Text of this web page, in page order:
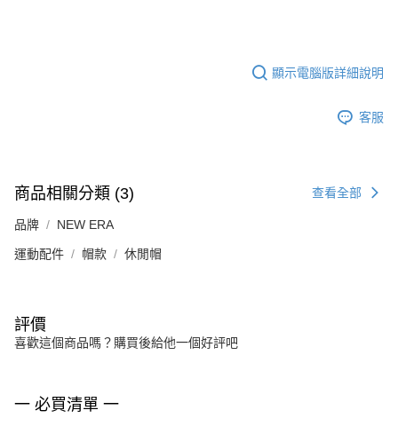
顯示電腦版詳細說明
客服
商品相關分類 (3) 查看全部
品牌 NEW ERA
運動配件 帽款 休閒帽
評價
喜歡這個商品嗎？購買後給他一個好評吧
一 必買清單 一